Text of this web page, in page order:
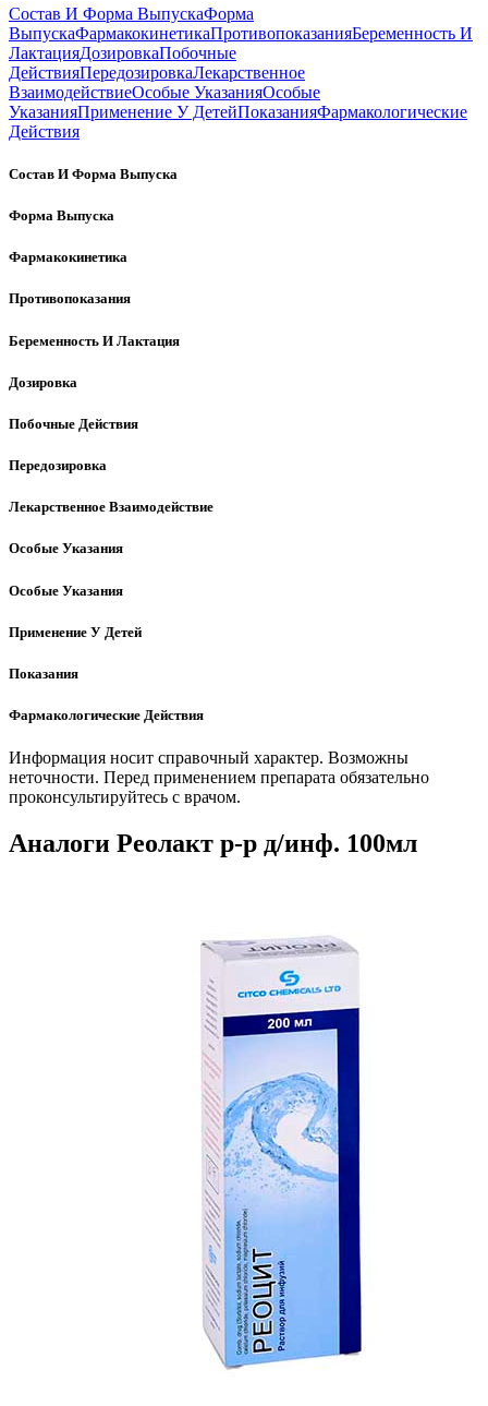
Состав И Форма ВыпускаФорма
ВыпускаФармакокинетикаПротивопоказанияБеременность И
ЛактацияДозировкаПобочные
ДействияПередозировкаЛекарственное
ВзаимодействиеОсобые УказанияОсобые
УказанияПрименение У ДетейПоказанияФармакологические
Действия
Состав И Форма Выпуска
Форма Выпуска
Фармакокинетика
Противопоказания
Беременность И Лактация
Дозировка
Побочные Действия
Передозировка
Лекарственное Взаимодействие
Особые Указания
Особые Указания
Применение У Детей
Показания
Фармакологические Действия
Информация носит справочный характер. Возможны
неточности. Перед применением препарата обязательно
проконсультируйтесь с врачом.
Аналоги Реолакт р-р д/инф. 100мл